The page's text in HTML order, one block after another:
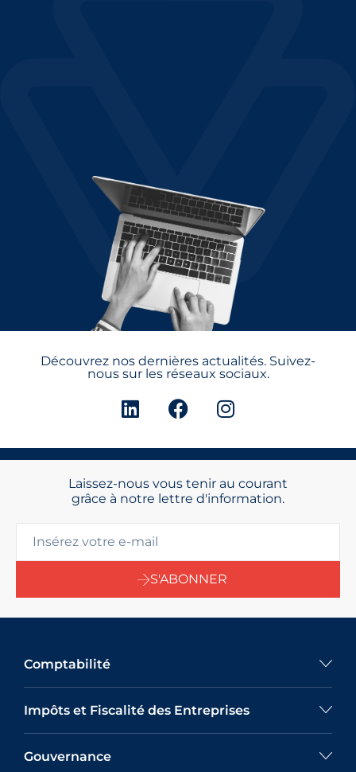
Découvrez nos dernières actualités. Suivez-
nous sur les réseaux sociaux.
Laissez-nous vous tenir au courant
grâce à notre lettre d'information.
S'ABONNER
Comptabilité
Impôts et Fiscalité des Entreprises
Gouvernance